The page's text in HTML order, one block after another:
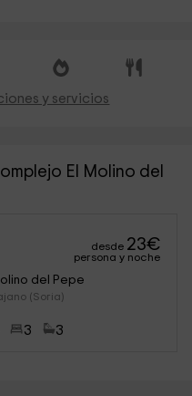
y servicios
El Molino del
desde 23€
persona y noche
del Pepe
(Soria)
3 3